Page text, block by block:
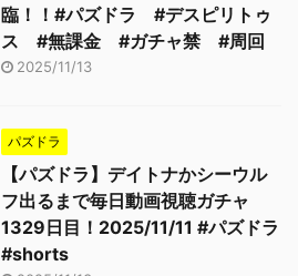
臨！！#パズドラ #デスピリトゥ
ス #無課金 #ガチャ禁 #周回
2025/11/13
パズドラ
【パズドラ】デイトナかシーウル
フ出るまで毎日動画視聴ガチャ
1329日目！2025/11/11 #パズドラ
#shorts